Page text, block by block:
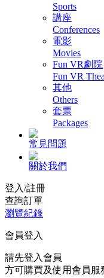
Sports
講座
Conferences
電影
Movies
Fun VR劇院
Fun VR
其他
Others
套票
Packages
常見問題
關於我們
登入/註冊
查詢訂單
瀏覽紀錄
會員登入
請先登入會員
方可購買及使用會員服